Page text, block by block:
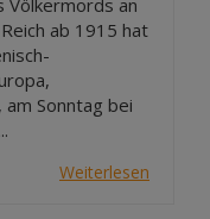
ab 1915 hat
Sonntag bei
Weiterlesen